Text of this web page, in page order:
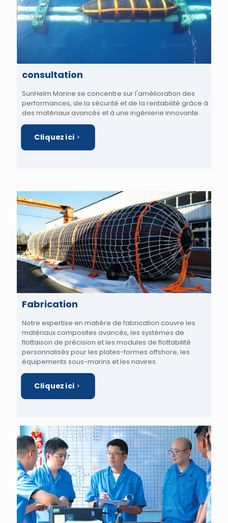
consultation
SunHelm Marine se concentre sur l'amélioration des
performances, de la sécurité et de la rentabilité grâce à
des matériaux avancés et à une ingénierie innovante.
Cliquez ici
Fabrication
Notre expertise en matière de fabrication couvre les
matériaux composites avancés, les systèmes de
flottaison de précision et les modules de flottabilité
personnalisés pour les plates-formes offshore, les
équipements sous-marins et les navires.
Cliquez ici